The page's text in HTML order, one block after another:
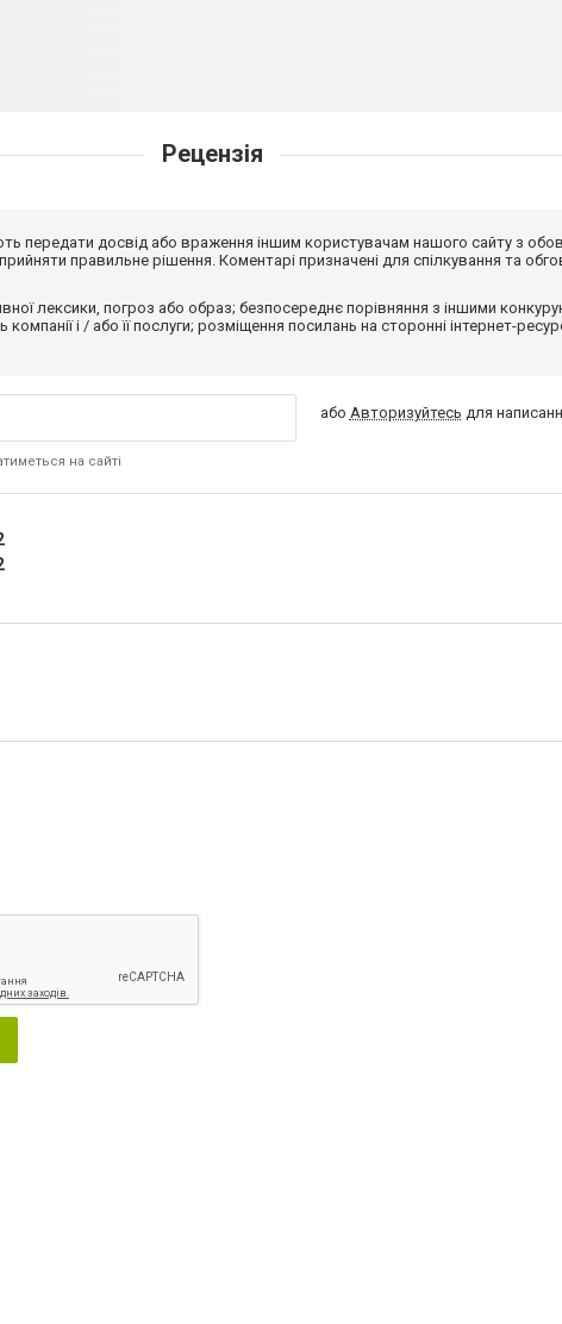
Рецензія
передати досвід або враження іншим користувачам нашого сайту з
правильне рішення. Коментарі призначені для спілкування та
лексики, погроз або образ; безпосереднє порівняння з іншими
і / або її послуги; розміщення посилань на сторонні інтернет-
на сайті
або Авторизуйтесь для